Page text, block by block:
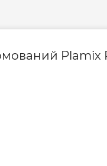
Plamix